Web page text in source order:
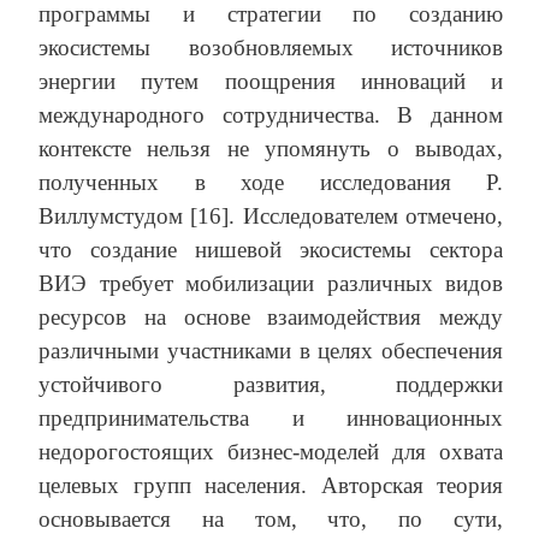
программы и стратегии по созданию
экосистемы возобновляемых источников
энергии путем поощрения инноваций и
международного сотрудничества. В данном
контексте нельзя не упомянуть о выводах,
полученных в ходе исследования Р.
Виллумстудом [16]. Исследователем отмечено,
что создание нишевой экосистемы сектора
ВИЭ требует мобилизации различных видов
ресурсов на основе взаимодействия между
различными участниками в целях обеспечения
устойчивого развития, поддержки
предпринимательства и инновационных
недорогостоящих бизнес-моделей для охвата
целевых групп населения. Авторская теория
основывается на том, что, по сути,